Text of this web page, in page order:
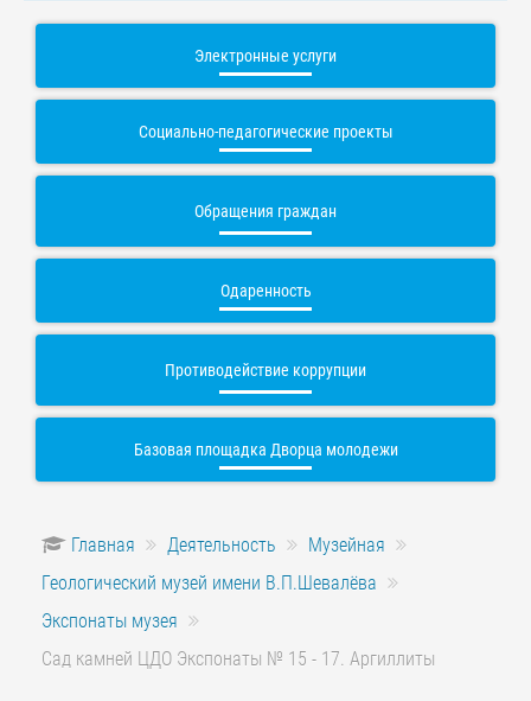
Электронные услуги
Социально-педагогические проекты
Обращения граждан
Одаренность
Противодействие коррупции
Базовая площадка Дворца молодежи
Главная Деятельность
Музейная
Геологический музей имени В.П.Шевалёва
Экспонаты музея
Сад камней ЦДО Экспонаты № 15 - 17. Аргиллиты